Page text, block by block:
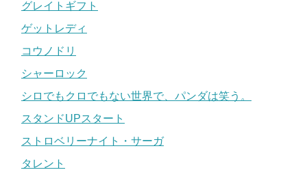
グレイトギフト
ゲットレディ
コウノドリ
シャーロック
シロでもクロでもない世界で、パンダは笑う。
スタンドUPスタート
ストロベリーナイト・サーガ
タレント